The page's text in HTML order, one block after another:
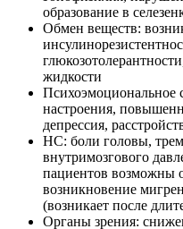
образование в
Обмен веществ:
жидкости
Психоэмоциональное
настроения,
депрессия,
НС: боли головы,
внутримозгового
пациентов возможны
возникновение
(возникает после
Органы зрения: